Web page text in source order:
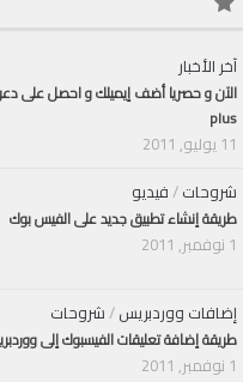
آخر الأخبار
plus
شروحات/فيديو
طريقة إنشاء تطبيق جديد على الفيس بوك
إضافات ووردبريس/شروحات
طريقة إضافة تعليقات الفيسبوك إلى ووردبريس